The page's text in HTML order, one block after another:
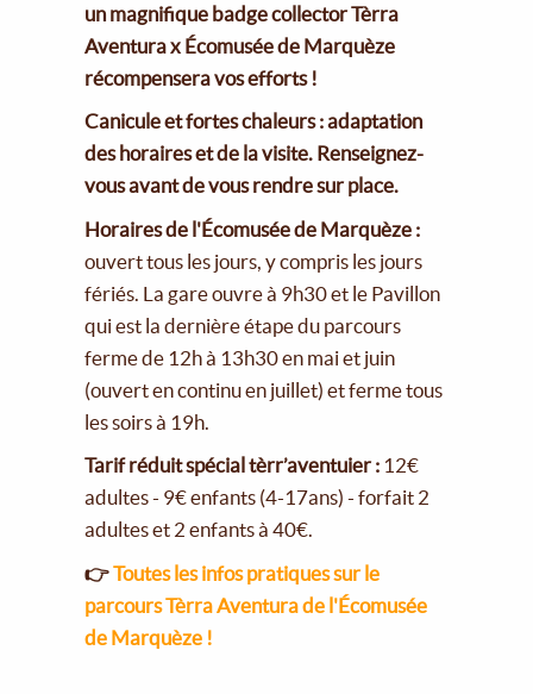
un magnifique badge collector Tèrra
Aventura x Écomusée de Marquèze
récompensera vos efforts !
Canicule et fortes chaleurs : adaptation
des horaires et de la visite. Renseignez-
vous avant de vous rendre sur place.
Horaires de l'Écomusée de Marquèze :
ouvert tous les jours, y compris les jours
fériés. La gare ouvre à 9h30 et le Pavillon
qui est la dernière étape du parcours
ferme de 12h à 13h30 en mai et juin
(ouvert en continu en juillet) et ferme tous
les soirs à 19h.
Tarif réduit spécial tèrr’aventuier : 12€
adultes - 9€ enfants (4-17ans) - forfait 2
adultes et 2 enfants à 40€.
👉Toutes les infos pratiques sur le
parcours Tèrra Aventura de l'Écomusée
de Marquèze !